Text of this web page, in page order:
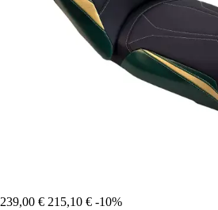
239,00 € 215,10 € -10%